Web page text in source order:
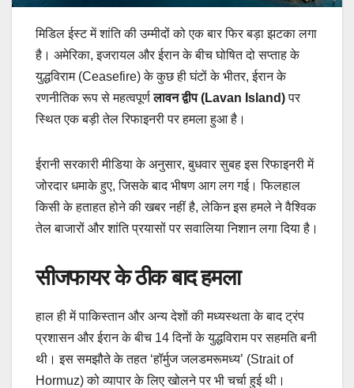
मिडिल ईस्ट में शांति की उम्मीदों को एक बार फिर बड़ा झटका लगा
है। अमेरिका, इजरायल और ईरान के बीच घोषित दो सप्ताह के
युद्धविराम (Ceasefire) के कुछ ही घंटों के भीतर, ईरान के
रणनीतिक रूप से महत्वपूर्णलावन द्वीप (Lavan Island)पर
स्थित एक बड़ी तेल रिफाइनरी पर हमला हुआ है।
​ईरानी सरकारी मीडिया के अनुसार, बुधवार सुबह इस रिफाइनरी में
जोरदार धमाके हुए, जिसके बाद भीषण आग लग गई। फिलहाल
किसी के हताहत होने की खबर नहीं है, लेकिन इस हमले ने वैश्विक
तेल बाजारों और शांति प्रयासों पर सवालिया निशान लगा दिया है।
सीजफायर के ठीक बाद हमला
​हाल ही में पाकिस्तान और अन्य देशों की मध्यस्थता के बाद ट्रंप
प्रशासन और ईरान के बीच 14 दिनों के युद्धविराम पर सहमति बनी
थी। इस समझौते के तहत ‘हॉर्मुज जलडमरूमध्य’ (Strait of
Hormuz) को व्यापार के लिए खोलने पर भी चर्चा हुई थी।